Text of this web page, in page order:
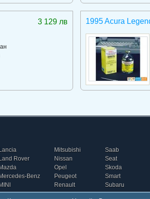
3 129 лв 1995 Acura
Lancia
Land Rover
Mazda
Mercedes-Benz
MINI
Mitsubishi
Nissan
Opel
Peugeot
Renault
Saab
Seat
Skoda
Smart
Subaru